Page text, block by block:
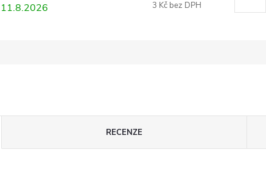
11.8.2026
3 Kč bez DPH
RECENZE